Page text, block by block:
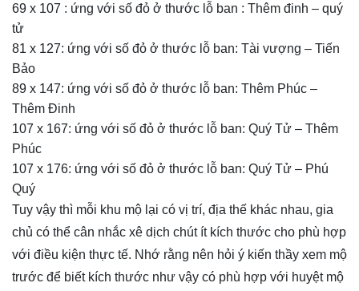
69 x 107 : ứng với số đỏ ở thước lỗ ban : Thêm đinh – quý
tử
81 x 127: ứng với số đỏ ở thước lỗ ban: Tài vượng – Tiến
Bảo
89 x 147: ứng với số đỏ ở thước lỗ ban: Thêm Phúc –
Thêm Đinh
107 x 167: ứng với số đỏ ở thước lỗ ban: Quý Tử – Thêm
Phúc
107 x 176: ứng với số đỏ ở thước lỗ ban: Quý Tử – Phú
Quý
Tuy vậy thì mỗi khu mộ lại có vị trí, địa thế khác nhau, gia
chủ có thể cân nhắc xê dịch chút ít kích thước cho phù hợp
với điều kiện thực tế. Nhớ rằng nên hỏi ý kiến thầy xem mộ
trước để biết kích thước như vậy có phù hợp với huyệt mộ